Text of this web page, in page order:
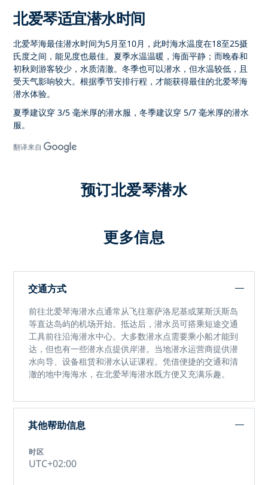
北爱琴适宜潜水时间
北爱琴海最佳潜水时间为5月至10月 ，此时海水温度在18至25摄
氏度之间，能见度也最佳。夏季水温温暖，海面平静；而晚春和
初秋则游客较少，水质清澈。冬季也可以潜水，但水温较低，且
受天气影响较大。根据季节安排行程，才能获得最佳的北爱琴海
潜水体验。
夏季建议穿 3/5 毫米厚的潜水服，冬季建议穿 5/7 毫米厚的潜水
服。
翻译来自
预订北爱琴潜水
更多信息
交通方式
前往北爱琴海潜水点通常从飞往塞萨洛尼基或莱斯沃斯岛
等直达岛屿的机场开始。抵达后，潜水员可搭乘短途交通
工具前往沿海潜水中心。大多数潜水点需要乘小船才能到
达，但也有一些潜水点提供岸潜。当地潜水运营商提供潜
水向导、设备租赁和潜水认证课程。凭借便捷的交通和清
澈的地中海海水，在北爱琴海潜水既方便又充满乐趣。
其他帮助信息
时区
UTC+02:00